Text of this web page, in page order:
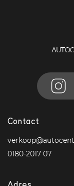
Contact
0180-2017 07